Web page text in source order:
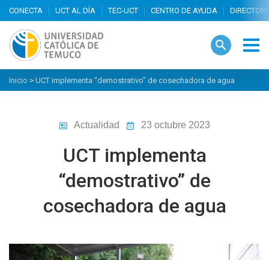
search
Inicio > UCT implementa “demostrativo” de cosechadora de agua
Actualidad 23 octubre 2023
UCT implementa
“demostrativo” de
cosechadora de agua